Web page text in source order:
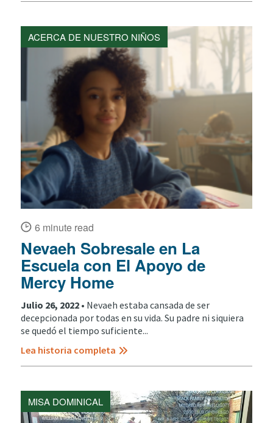
ACERCA DE NUESTRO NIÑOS
6 minute read
Nevaeh Sobresale en La
Escuela con El Apoyo de
Mercy Home
Julio 26, 2022 • Nevaeh estaba cansada de ser
decepcionada por todas en su vida. Su padre ni siquiera
se quedó el tiempo suficiente...
Lea historia completa
MISA DOMINICAL